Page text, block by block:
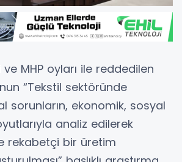
ve MHP oyları ile reddedilen
“Tekstil sektöründe
sorunların, ekonomik, sosyal
analiz edilerek
rekabetçi bir üretim